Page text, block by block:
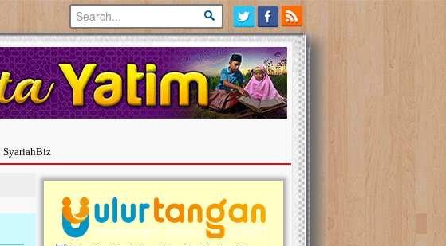
SyariahBiz